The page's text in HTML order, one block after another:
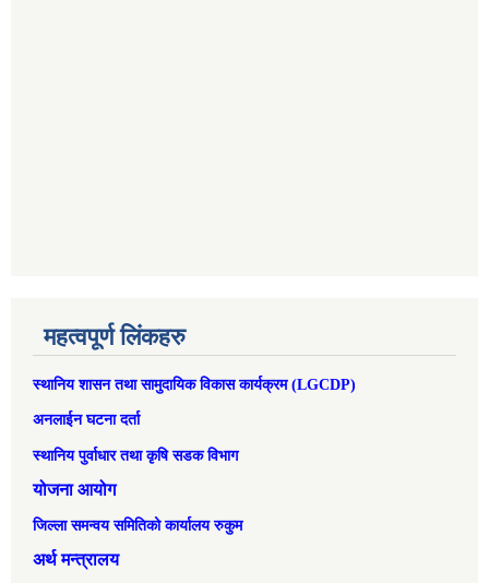
महत्वपूर्ण लिंकहरु
स्थानिय शासन तथा सामुदायिक विकास कार्यक्रम (LGCDP)
अनलाईन घटना दर्ता
स्थानिय पुर्वाधार तथा कृषि सडक विभाग
योजना आयोग
जिल्ला समन्वय समितिको कार्यालय रुकुम
अर्थ मन्त्रालय